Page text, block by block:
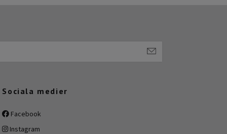
Sociala medier
Facebook
Instagram